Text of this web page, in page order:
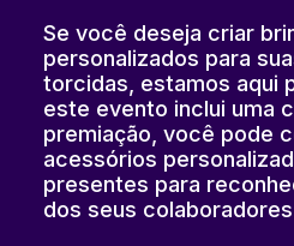
Se você deseja criar
personalizados para
torcidas, estamos aqui
este evento inclui uma
premiação, você pode
acessórios
presentes para
dos seus